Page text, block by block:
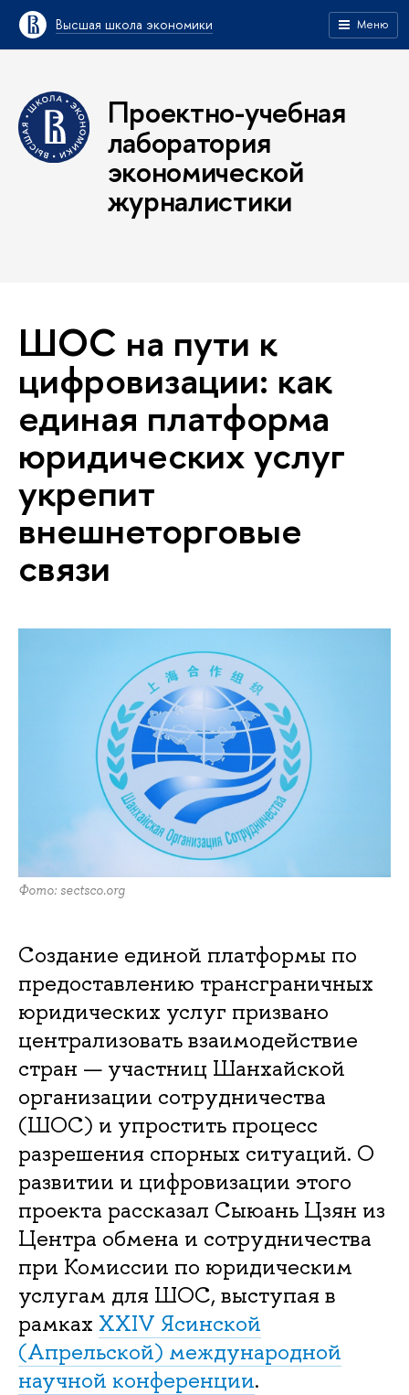
Высшая школа экономики Меню
Проектно-учебная
лаборатория
экономической
журналистики
ШОС на пути к
цифровизации: как
единая платформа
юридических услуг
укрепит
внешнеторговые
связи
Фото: sectsco.org
Создание единой платформы по
предоставлению трансграничных
юридических услуг призвано
централизовать взаимодействие
стран — участниц Шанхайской
организации сотрудничества
(ШОС) и упростить процесс
разрешения спорных ситуаций. О
развитии и цифровизации этого
проекта рассказал Сыюань Цзян из
Центра обмена и сотрудничества
при Комиссии по юридическим
услугам для ШОС, выступая в
рамках XXIV Ясинской
(Апрельской) международной
научной конференции.